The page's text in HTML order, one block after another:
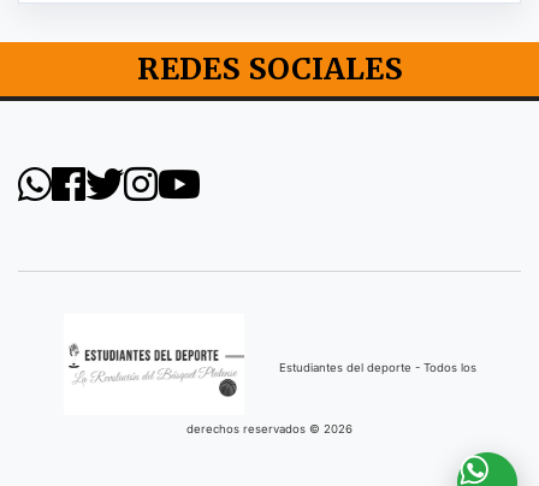
REDES SOCIALES
Estudiantes del deporte - Todos los
derechos reservados © 2026